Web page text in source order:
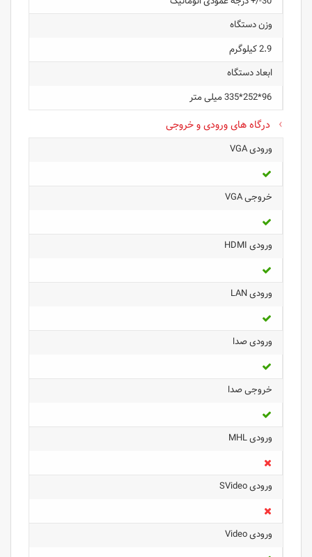
وزن دستگاه
2.9 کیلوگرم
ابعاد دستگاه
96*252*335 میلی متر
درگاه های ورودی و خروجی
ورودی VGA
خروجی VGA
ورودی HDMI
ورودی LAN
ورودی صدا
خروجی صدا
ورودی MHL
ورودی SVideo
ورودی Video